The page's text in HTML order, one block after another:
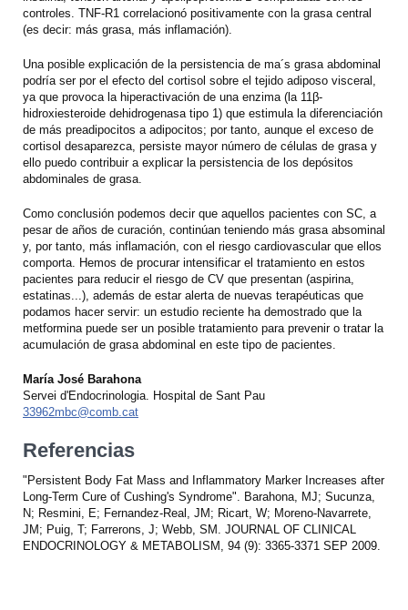
controles. TNF-R1 correlacionó positivamente con la grasa central
(es decir: más grasa, más inflamación).
Una posible explicación de la persistencia de ma´s grasa abdominal
podría ser por el efecto del cortisol sobre el tejido adiposo visceral,
ya que provoca la hiperactivación de una enzima (la 11β-
hidroxiesteroide dehidrogenasa tipo 1) que estimula la diferenciación
de más preadipocitos a adipocitos; por tanto, aunque el exceso de
cortisol desaparezca, persiste mayor número de células de grasa y
ello puedo contribuir a explicar la persistencia de los depósitos
abdominales de grasa.
Como conclusión podemos decir que aquellos pacientes con SC, a
pesar de años de curación, continúan teniendo más grasa absominal
y, por tanto, más inflamación, con el riesgo cardiovascular que ellos
comporta. Hemos de procurar intensificar el tratamiento en estos
pacientes para reducir el riesgo de CV que presentan (aspirina,
estatinas...), además de estar alerta de nuevas terapéuticas que
podamos hacer servir: un estudio reciente ha demostrado que la
metformina puede ser un posible tratamiento para prevenir o tratar la
acumulación de grasa abdominal en este tipo de pacientes.
María José Barahona
Servei d'Endocrinologia. Hospital de Sant Pau
33962mbc@comb.cat
Referencias
"Persistent Body Fat Mass and Inflammatory Marker Increases after
Long-Term Cure of Cushing's Syndrome". Barahona, MJ; Sucunza,
N; Resmini, E; Fernandez-Real, JM; Ricart, W; Moreno-Navarrete,
JM; Puig, T; Farrerons, J; Webb, SM. JOURNAL OF CLINICAL
ENDOCRINOLOGY & METABOLISM, 94 (9): 3365-3371 SEP 2009.